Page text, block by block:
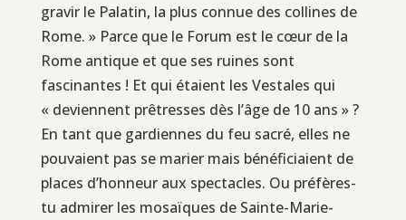
gravir le Palatin, la plus connue des collines de
Rome. » Parce que le Forum est le cœur de la
Rome antique et que ses ruines sont
fascinantes ! Et qui étaient les Vestales qui
« deviennent prêtresses dès l’âge de 10 ans » ?
En tant que gardiennes du feu sacré, elles ne
pouvaient pas se marier mais bénéficiaient de
places d’honneur aux spectacles. Ou préfères-
tu admirer les mosaïques de Sainte-Marie-